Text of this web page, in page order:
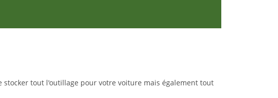
tout l'outillage pour votre voiture mais également tout